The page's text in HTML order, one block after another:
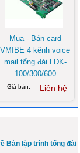
Mua - Bán card
VMIBE 4 kênh voice
mail tổng đài LDK-
100/300/600
Giá bán: Liên hệ
Bàn lập trình tổng đài